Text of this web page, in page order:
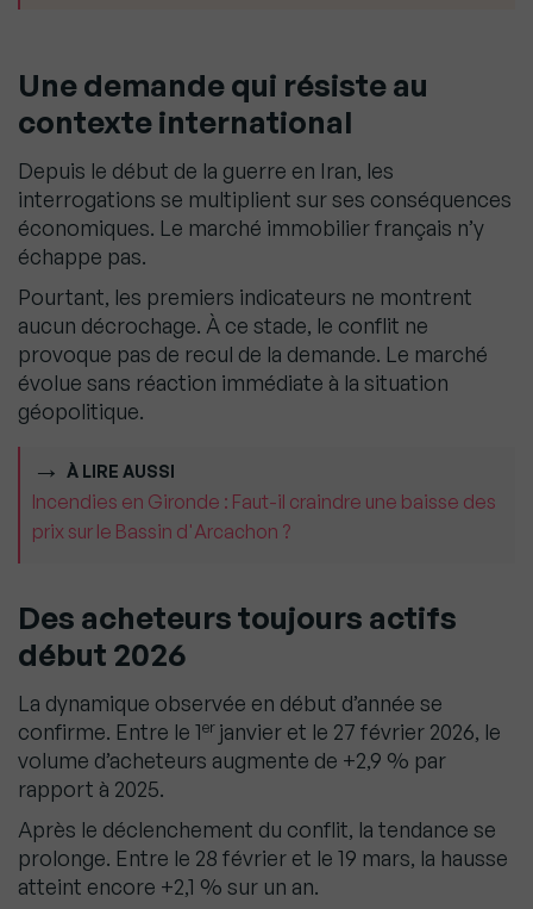
Une demande qui résiste au
contexte international
Depuis le début de la guerre en Iran, les
interrogations se multiplient sur ses conséquences
économiques. Le marché immobilier français n’y
échappe pas.
Pourtant, les premiers indicateurs ne montrent
aucun décrochage. À ce stade, le conflit ne
provoque pas de recul de la demande. Le marché
évolue sans réaction immédiate à la situation
géopolitique.
À LIRE AUSSI
Incendies en Gironde : Faut-il craindre une baisse des
prix sur le Bassin d'Arcachon ?
Des acheteurs toujours actifs
début 2026
La dynamique observée en début d’année se
confirme. Entre le 1er janvier et le 27 février 2026, le
volume d’acheteurs augmente de +2,9 % par
rapport à 2025.
Après le déclenchement du conflit, la tendance se
prolonge. Entre le 28 février et le 19 mars, la hausse
atteint encore +2,1 % sur un an.